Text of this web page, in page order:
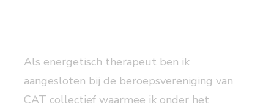
Als energetisch therapeut ben ik
aangesloten bij de beroepsvereniging van
CAT collectief waarmee ik onder het